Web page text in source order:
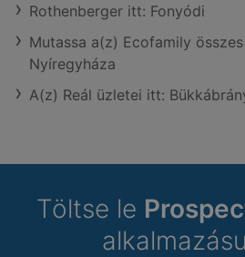
Rothenberger itt: Fonyódi
Mutassa a(z) Ecofamily
Nyíregyháza
A(z) Reál üzletei itt:
Töltse le